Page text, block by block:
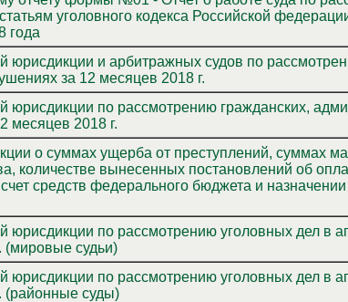
уголовного кодекса Российской
года
юрисдикции и арбитражных судов по
за 12 месяцев 2018 г.
юрисдикции по рассмотрению гражданских,
месяцев 2018 г.
материальных
количестве вынесенных постановлений об
средств федерального бюджета и назначении
юрисдикции по рассмотрению уголовных дел в
(мировые судьи)
юрисдикции по рассмотрению уголовных дел в
(районные суды)